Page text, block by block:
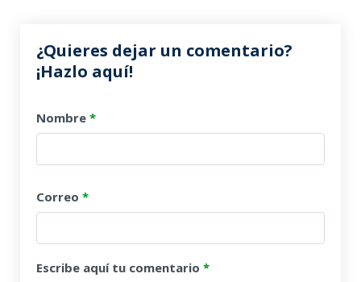
¿Quieres dejar un comentario?
¡Hazlo aquí!
Nombre *
Correo *
Escribe aquí tu comentario *